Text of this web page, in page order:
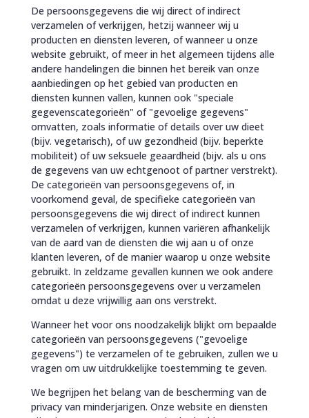
De persoonsgegevens die wij direct of indirect
verzamelen of verkrijgen, hetzij wanneer wij u
producten en diensten leveren, of wanneer u onze
website gebruikt, of meer in het algemeen tijdens alle
andere handelingen die binnen het bereik van onze
aanbiedingen op het gebied van producten en
diensten kunnen vallen, kunnen ook "speciale
gegevenscategorieën" of "gevoelige gegevens"
omvatten, zoals informatie of details over uw dieet
(bijv. vegetarisch), of uw gezondheid (bijv. beperkte
mobiliteit) of uw seksuele geaardheid (bijv. als u ons
de gegevens van uw echtgenoot of partner verstrekt).
De categorieën van persoonsgegevens of, in
voorkomend geval, de specifieke categorieën van
persoonsgegevens die wij direct of indirect kunnen
verzamelen of verkrijgen, kunnen variëren afhankelijk
van de aard van de diensten die wij aan u of onze
klanten leveren, of de manier waarop u onze website
gebruikt. In zeldzame gevallen kunnen we ook andere
categorieën persoonsgegevens over u verzamelen
omdat u deze vrijwillig aan ons verstrekt.
Wanneer het voor ons noodzakelijk blijkt om bepaalde
categorieën van persoonsgegevens ("gevoelige
gegevens") te verzamelen of te gebruiken, zullen we u
vragen om uw uitdrukkelijke toestemming te geven.
We begrijpen het belang van de bescherming van de
privacy van minderjarigen. Onze website en diensten